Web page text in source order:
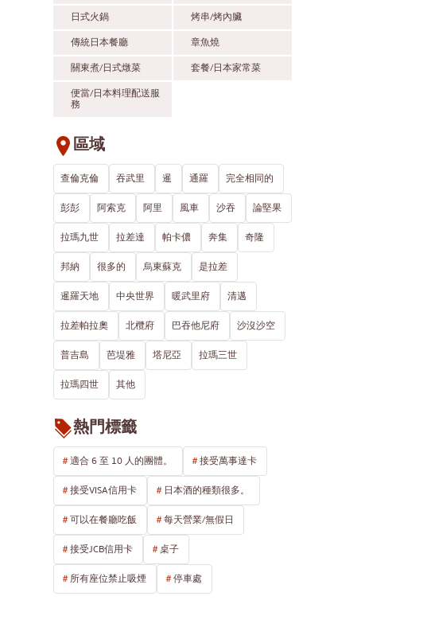
日式火鍋
烤串/烤內臟
傳統日本餐廳
章魚燒
關東煮/日式燉菜
套餐/日本家常菜
便當/日本料理配送服
務
區域
查倫克倫 吞武里 暹 通羅
完全相同的
彭彭
阿索克 阿里 風車 沙吞
論堅果
拉瑪九世
拉差達 帕卡儂 奔集
奇隆
邦納
很多的 烏東蘇克
是拉差
暹羅天地
中央世界 暖武里府
清邁
拉差帕拉奧
北欖府 巴吞他尼府
沙沒沙空
普吉島
芭堤雅 塔尼亞
拉瑪三世
拉瑪四世
其他
熱門標籤
適合 6 至 10 人的團體。
接受萬事達卡
接受VISA信用卡
日本酒的種類很多。
可以在餐廳吃飯
每天營業/無假日
接受JCB信用卡
桌子
所有座位禁止吸煙
停車處